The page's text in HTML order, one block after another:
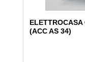
(ACC AS 34)